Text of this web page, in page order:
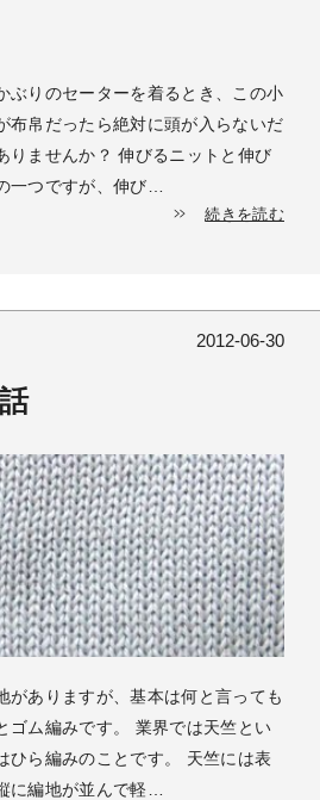
ぶりのセーターを着るとき、この小
布帛だったら絶対に頭が入らないだ
りませんか？ 伸びるニットと伸び
一つですが、伸び…
続きを読む
2012-06-30
がありますが、基本は何と言っても
ゴム編みです。 業界では天竺とい
ひら編みのことです。 天竺には表
に編地が並んで軽…